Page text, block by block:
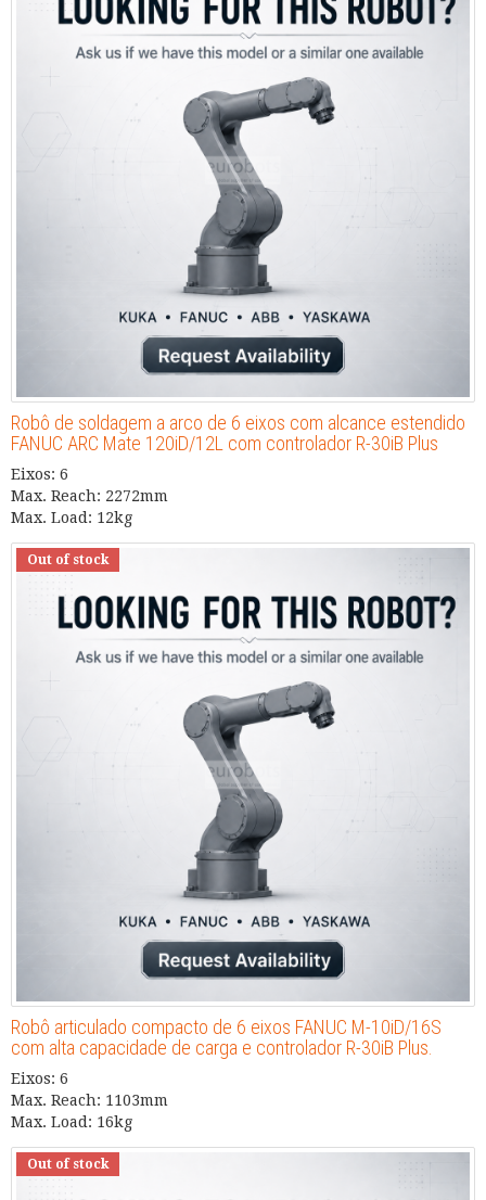
Robô de soldagem a arco de 6 eixos com alcance estendido
FANUC ARC Mate 120iD/12L com controlador R-30iB Plus
Eixos: 6
Max. Reach: 2272mm
Max. Load: 12kg
Out of stock
Robô articulado compacto de 6 eixos FANUC M-10iD/16S
com alta capacidade de carga e controlador R-30iB Plus.
Eixos: 6
Max. Reach: 1103mm
Max. Load: 16kg
Out of stock